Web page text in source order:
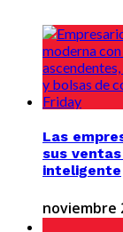
Las
sus
inteligente
noviembre